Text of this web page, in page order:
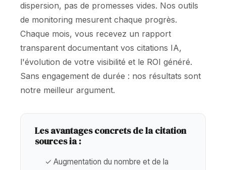
dispersion, pas de promesses vides. Nos outils
de monitoring mesurent chaque progrès.
Chaque mois, vous recevez un rapport
transparent documentant vos citations IA,
l'évolution de votre visibilité et le ROI généré.
Sans engagement de durée : nos résultats sont
notre meilleur argument.
Les avantages concrets de la citation
sources ia :
✓ Augmentation du nombre et de la